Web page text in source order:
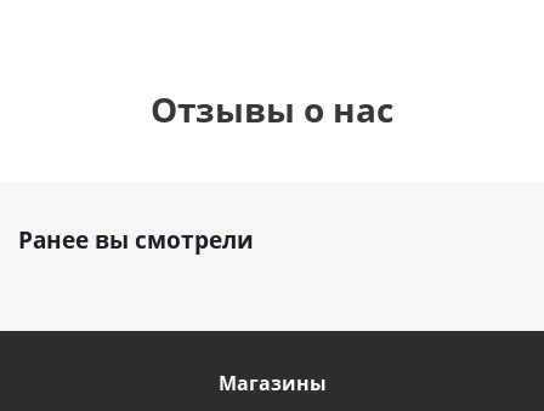
Отзывы о нас
Ранее вы смотрели
Магазины